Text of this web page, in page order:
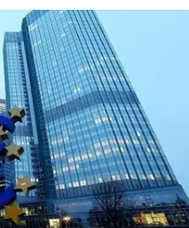
Bingöl
Bitlis
Bolu
Burdur
Bursa